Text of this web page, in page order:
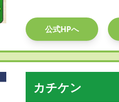
公式HPへ
カチケン